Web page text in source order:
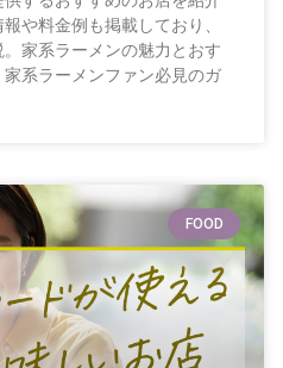
や料金例も掲載しており、
家系ラーメンの魅力とおす
系ラーメンファン必見のガ
FOOD